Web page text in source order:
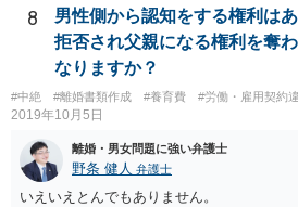
務も生じることになります。なお、妊娠中
に話し合って養育費の取り決めをしておく
胎児を代理して）養育費を請求することは
8
男性側から認知をする権利は
拒否され父親になる権利を奪
なりますか？
#中絶 #離婚書類作成 #養育費 #労働・雇用契約
2019年10月5日
離婚・男女問題に強い弁護士
野条 健人 弁護士
いえいえとんでもありません。